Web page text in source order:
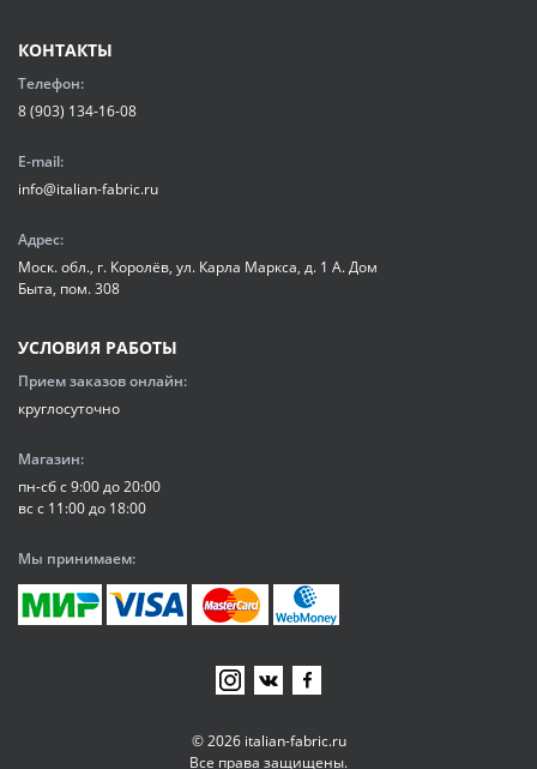
© 2026 italian-fabric.ru
Все права защищены.
КОНТАКТЫ
Телефон:
8 (903) 134-16-08
E-mail:
info@italian-fabric.ru
Адрес:
Моск. обл., г. Королёв, ул. Карла Маркса, д. 1 А. Дом
Быта, пом. 308
УСЛОВИЯ РАБОТЫ
Прием заказов онлайн:
круглосуточно
Магазин:
пн-сб с 9:00 до 20:00
вс с 11:00 до 18:00
Мы принимаем: